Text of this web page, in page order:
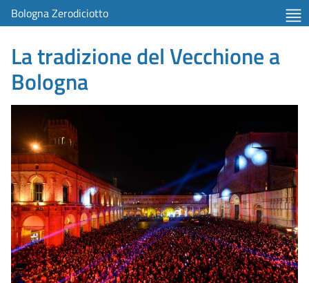
Bologna Zerodiciotto
La tradizione del Vecchione a
Bologna